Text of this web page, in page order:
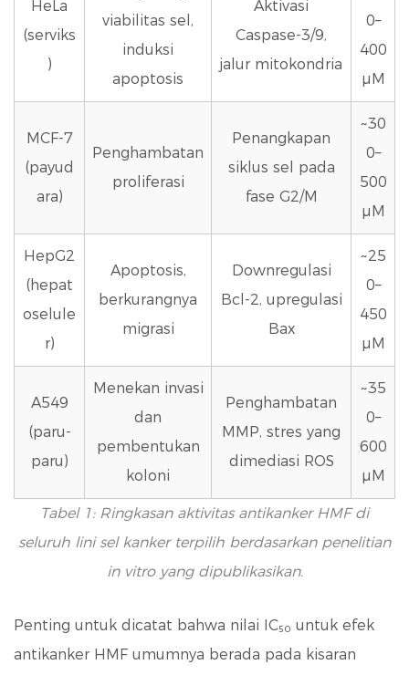
HeLa
(serviks
)
viabilitas sel,
induksi
apoptosis
Aktivasi
Caspase-3/9,
jalur mitokondria
0–
400
μM
MCF-7
(payud
ara)
Penghambatan
proliferasi
Penangkapan
siklus sel pada
fase G2/M
~30
0–
500
μM
HepG2
(hepat
oselule
r)
Apoptosis,
berkurangnya
migrasi
Downregulasi
Bcl-2, upregulasi
Bax
~25
0–
450
μM
A549
(paru-
paru)
Menekan invasi
dan
pembentukan
koloni
Penghambatan
MMP, stres yang
dimediasi ROS
~35
0–
600
μM
Tabel 1: Ringkasan aktivitas antikanker HMF di
seluruh lini sel kanker terpilih berdasarkan penelitian
in vitro yang dipublikasikan.
Penting untuk dicatat bahwa nilai IC₅₀ untuk efek
antikanker HMF umumnya berada pada kisaran